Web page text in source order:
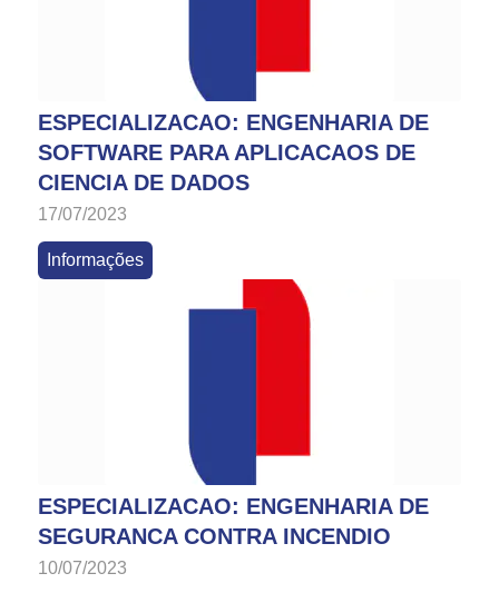
ESPECIALIZACAO: ENGENHARIA DE
SOFTWARE PARA APLICACAOS DE
CIENCIA DE DADOS
17/07/2023
Informações
ESPECIALIZACAO: ENGENHARIA DE
SEGURANCA CONTRA INCENDIO
10/07/2023